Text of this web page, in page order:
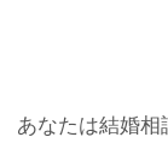
あなたは結婚相